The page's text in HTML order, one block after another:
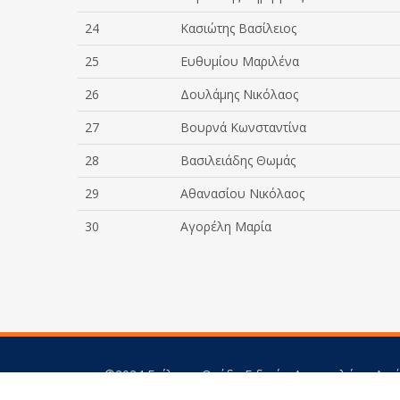
24
Κασιώτης Βασίλειος
25
Ευθυμίου Μαριλένα
26
Δουλάμης Νικόλαος
27
Βουρνά Κωνσταντίνα
28
Βασιλειάδης Θωμάς
29
Αθανασίου Νικόλαος
30
Αγορέλη Μαρία
©2024 Επίλεκτη Ομάδα Ειδικών Αποστολών -